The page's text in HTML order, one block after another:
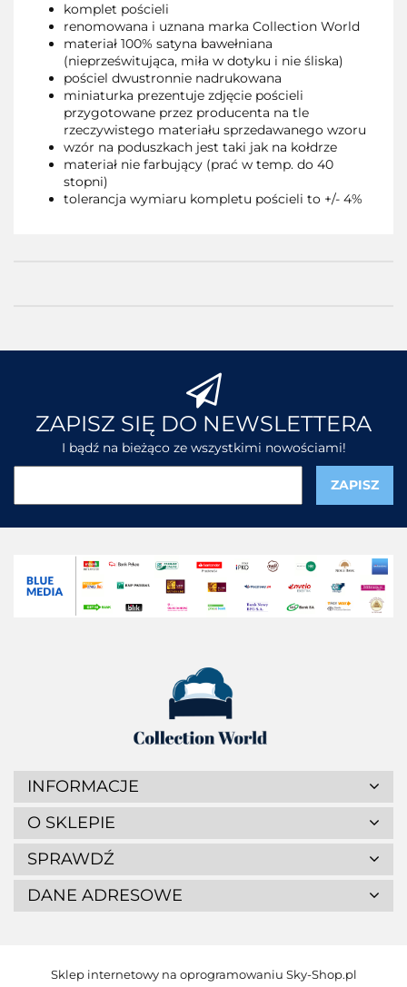
komplet pościeli
renomowana i uznana marka Collection World
materiał 100% satyna bawełniana
(nieprześwitująca, miła w dotyku i nie śliska)
pościel dwustronnie nadrukowana
miniaturka prezentuje zdjęcie pościeli
przygotowane przez producenta na tle
rzeczywistego materiału sprzedawanego wzoru
wzór na poduszkach jest taki jak na kołdrze
materiał nie farbujący (prać w temp. do 40
stopni)
tolerancja wymiaru kompletu pościeli to +/- 4%
ZAPISZ SIĘ DO NEWSLETTERA
I bądź na bieżąco ze wszystkimi nowościami!
INFORMACJE
O SKLEPIE
SPRAWDŹ
DANE ADRESOWE
Sklep internetowy na oprogramowaniu Sky-Shop.pl